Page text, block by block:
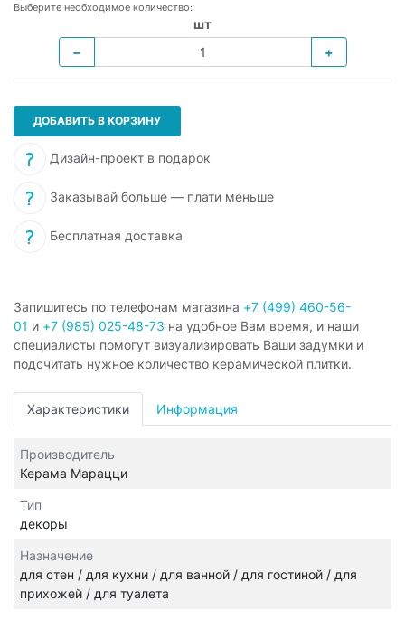
Выберите необходимое количество:
шт
−
+
ДОБАВИТЬ В КОРЗИНУ
Дизайн-проект в подарок
Заказывай больше — плати меньше
Бесплатная доставка
Запишитесь по телефонам магазина +7 (499) 460-56-
01 и +7 (985) 025-48-73 на удобное Вам время, и наши
специалисты помогут визуализировать Ваши задумки и
подсчитать нужное количество керамической плитки.
Характеристики Информация
Производитель
Керама Марацци
Тип
декоры
Назначение
для стен / для кухни / для ванной / для гостиной / для
прихожей / для туалета